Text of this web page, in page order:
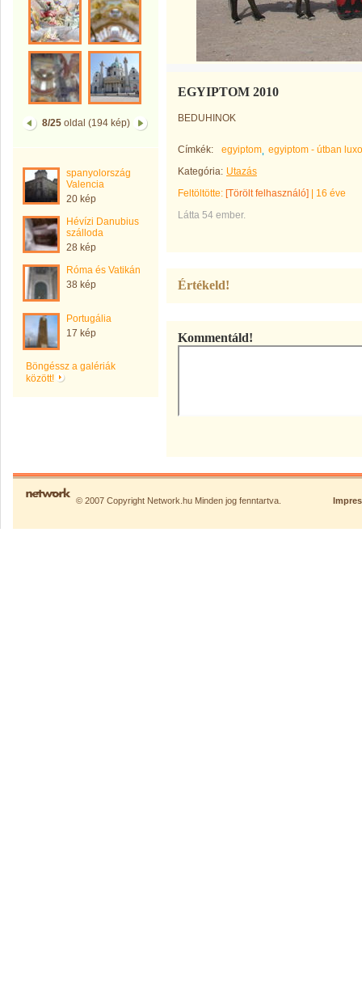
8/25oldal (194 kép)
spanyolország
Valencia
20 kép
Hévízi Danubius
szálloda
28 kép
Róma és Vatikán
38 kép
Portugália
17 kép
Böngéssz a galériák
között!
EGYIPTOM 2010
BEDUHINOK
Címkék: egyiptom egyiptom - útban
Kategória: Utazás
Feltöltötte: [Törölt felhasználó]
16 éve
Látta 54 ember.
Értékeld!
Kommentáld!
© 2007 Copyright Network.hu Minden jog fenntartva.